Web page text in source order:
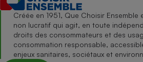
Créée en 1951, Que Choisir
non lucratif qui agit, en toute
droits des consommateurs et des
consommation responsable,
enjeux sanitaires, sociétaux et